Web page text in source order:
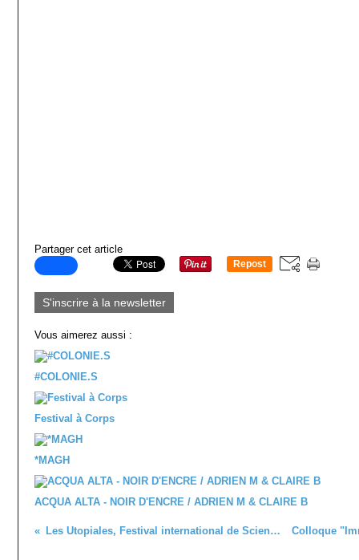
Partager cet article
Repost
S'inscrire à la newsletter
Vous aimerez aussi :
#COLONIE.S
Festival à Corps
*MAGH
ACQUA ALTA - NOIR D'ENCRE / ADRIEN M & CLAIRE B
Les Utopiales, Festival international de Science-Fiction 2020